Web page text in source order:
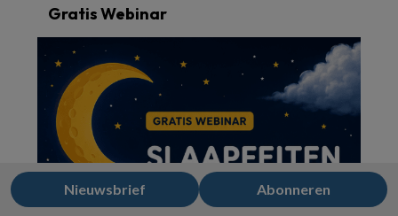
Gratis Webinar
Nieuwsbrief Abonneren